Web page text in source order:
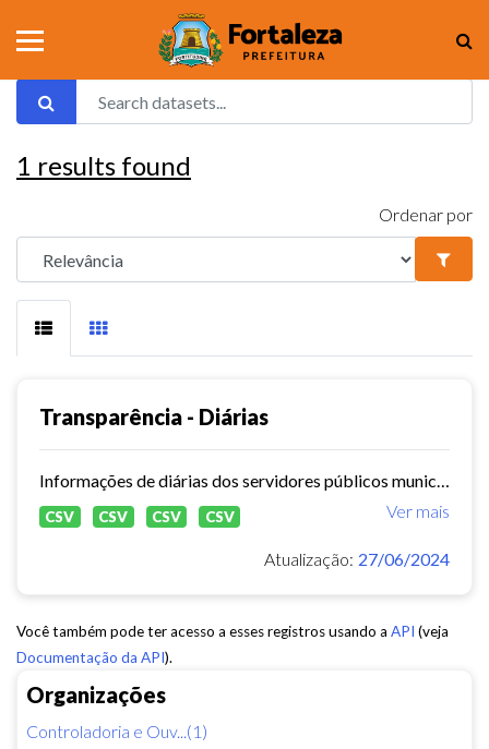
Organizações
Controladoria e Ouv...(1)
1 results found
Ordenar por
Transparência - Diárias
Ver mais
CSV CSV CSV CSV
Atualização: 27/06/2024
Você também pode ter acesso a esses registros usando a API (veja
Documentação da API).